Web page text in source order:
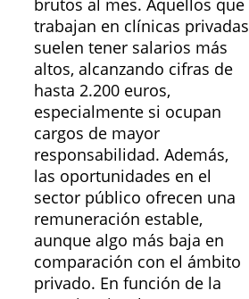
brutos al mes. Aquellos que
trabajan en clínicas privadas
suelen tener salarios más
altos, alcanzando cifras de
hasta 2.200 euros,
especialmente si ocupan
cargos de mayor
responsabilidad. Además,
las oportunidades en el
sector público ofrecen una
remuneración estable,
aunque algo más baja en
comparación con el ámbito
privado. En función de la